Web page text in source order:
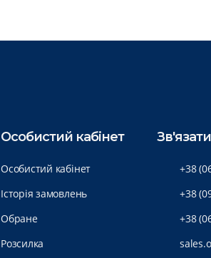
Особистий кабінет
Особистий кабінет
Історія замовлень
Обране
Розсилка
+38
+38
+38